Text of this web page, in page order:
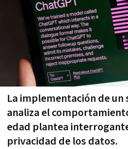
La implementación de un
analiza el
edad plantea
privacidad de los datos.